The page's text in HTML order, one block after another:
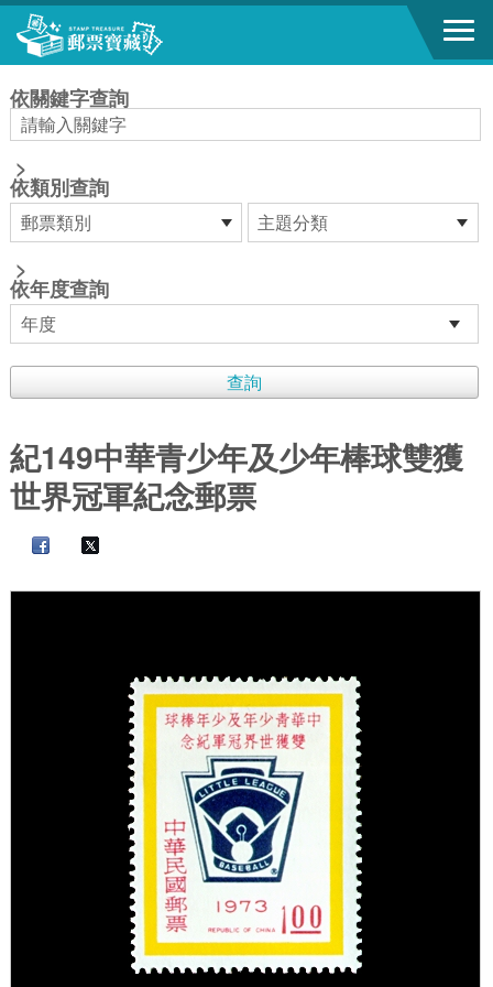
跳到主要內容區塊
依關鍵字查詢
>
依類別查詢
>
依年度查詢
紀149中華青少年及少年棒球雙獲
世界冠軍紀念郵票